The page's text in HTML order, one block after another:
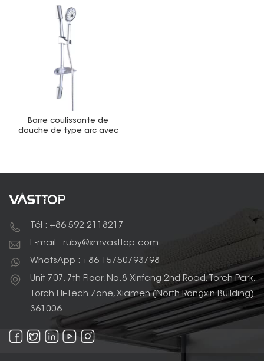
Barre coulissante de
douche de type arc avec
Tél : +86-592-2118217
E-mail : ruby@xmvasttop.com
WhatsApp : +86 15750793798
Unit 707, 7th Floor, No.8 Xinfeng 2nd Road, Torch Park,
Torch Hi-Tech Zone, Xiamen (North Rongxin Building)
361006